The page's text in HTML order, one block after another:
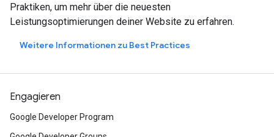
Praktiken, um mehr über die neuesten
Leistungsoptimierungen deiner Website zu erfahren.
Weitere Informationen zu Best Practices
Engagieren
Google Developer Program